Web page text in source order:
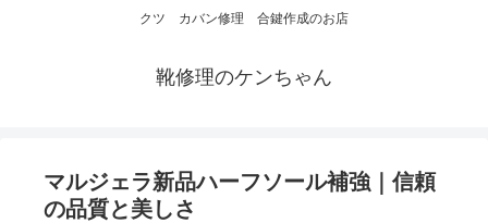
クツ カバン修理 合鍵作成のお店
靴修理のケンちゃん
マルジェラ新品ハーフソール補強｜信頼
の品質と美しさ